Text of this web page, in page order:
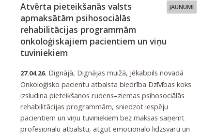
JAUNUMI
Atvērta pieteikšanās valsts
apmaksātām psihosociālās
rehabilitācijas programmām
onkoloģiskajiem pacientiem un viņu
tuviniekiem
27.04.26. Dignājā, Dignājas muižā, Jēkabpils novadā
Onkoloģisko pacientu atbalsta biedrība Dzīvības koks
izsludina pieteikšanos rudens–ziemas psihosociālās
rehabilitācijas programmām, sniedzot iespēju
pacientiem un viņu tuviniekiem bez maksas saņemt
profesionālu atbalstu, atgūt emocionālo līdzsvaru un